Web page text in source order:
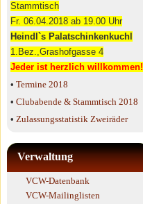
Stammtisch
Fr. 06.04.2018 ab 19.00 Uhr
Heindl`s Palatschinkenkuchl
1.Bez.,Grashofgasse 4
Jeder ist herzlich willkommen!
• Termine 2018
• Clubabende & Stammtisch 2018
• Zulassungsstatistik Zweiräder
Verwaltung
VCW-Datenbank
VCW-Mailinglisten